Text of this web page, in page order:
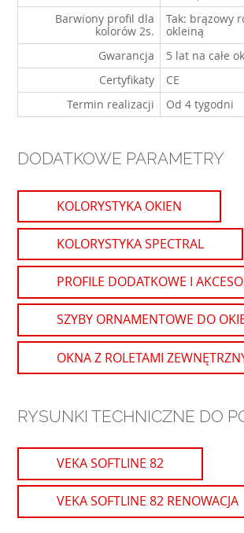
Barwiony profil dla
kolorów 2s.
Tak: brązowy
okleiną
Gwarancja
5 lat na całe
Certyfikaty
CE
Termin realizacji
Od 4 tygodni
DODATKOWE PARAMETRY
KOLORYSTYKA OKIEN
KOLORYSTYKA SPECTRAL
PROFILE DODATKOWE I
SZYBY ORNAMENTOWE DO
OKNA Z ROLETAMI
RYSUNKI TECHNICZNE DO
VEKA SOFTLINE 82
VEKA SOFTLINE 82 RENOWACJA